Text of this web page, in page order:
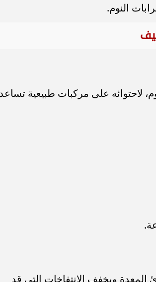
النوم.
لاحتوائه على مركبات طبيعية تساعد
المعدة ويخفف الانتفاخات التي قد